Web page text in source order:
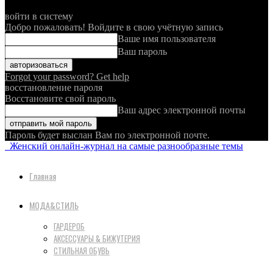
войти в систему
Добро пожаловать! Войдите в свою учётную запись
Ваше имя пользователя
Ваш пароль
Forgot your password? Get help
восстановление пароля
Восстановите свой пароль
Ваш адрес электронной почты
Пароль будет выслан Вам по электронной почте.
Женский онлайн-журнал на самые разнообразные темы
Главная
МОДА&СТИЛЬ
ГАРДЕРОБ
АКСЕССУАРЫ & БИЖУТЕРИЯ
СТИЛЬНАЯ ОБУВЬ